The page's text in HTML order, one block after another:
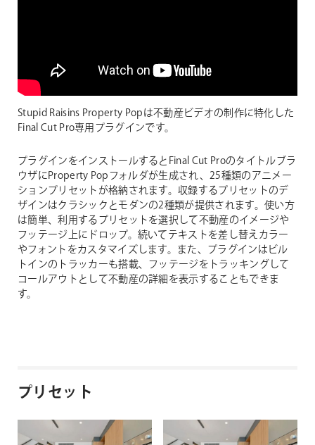
Stupid Raisins Property Popは不動産ビデオの制作に特化した
Final Cut Pro専用プラグインです。
プラグインをインストールするとFinal Cut Proのタイトルブラ
ウザにProperty Popフォルダが生成され、25種類のアニメー
ションプリセットが格納されます。収録するプリセットのデ
ザインはクラシックとモダンの2種類が提供されます。使い方
は簡単、利用するプリセットを選択して不動産のイメージや
フッテージ上にドロップ。続いてテキストを差し替えカラー
やフォントをカスタマイズします。また、プラグインはビル
トインのトラッカーも搭載、フッテージをトラッキングして
コールアウトとして不動産の詳細を表示することもできま
す。
プリセット